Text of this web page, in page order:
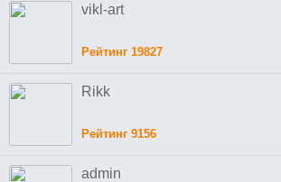
vikl-art
Рейтинг 19827
Rikk
Рейтинг 9156
admin